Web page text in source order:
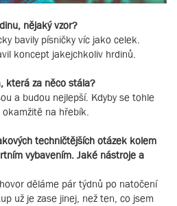
nějaký vzor?
bavily písničky víc jako celek.
koncept jakejchkoliv hrdinů.
která za něco stála?
a budou nejlepší. Kdyby se tohle
na hřebík.
techničtějších otázek kolem
vybavením. Jaké nástroje a
děláme pár týdnů po natočení
už je zase jinej, než ten, co jsem